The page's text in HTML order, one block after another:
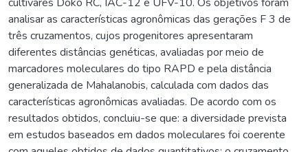
analisar as características agronômicas das gerações F 3 de
três cruzamentos, cujos progenitores apresentaram
diferentes distâncias genéticas, avaliadas por meio de
marcadores moleculares do tipo RAPD e pela distância
generalizada de Mahalanobis, calculada com dados das
características agronômicas avaliadas. De acordo com os
resultados obtidos, concluiu-se que: a diversidade prevista
em estudos baseados em dados moleculares foi coerente